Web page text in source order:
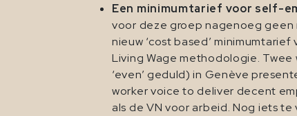
Een minimumtarief voor self-
voor deze groep nagenoeg geen
nieuw ‘cost based’
Living Wage methodologie.
‘even’ geduld) in Genève
worker voice to deliver decent
als de VN voor arbeid. Nog iets